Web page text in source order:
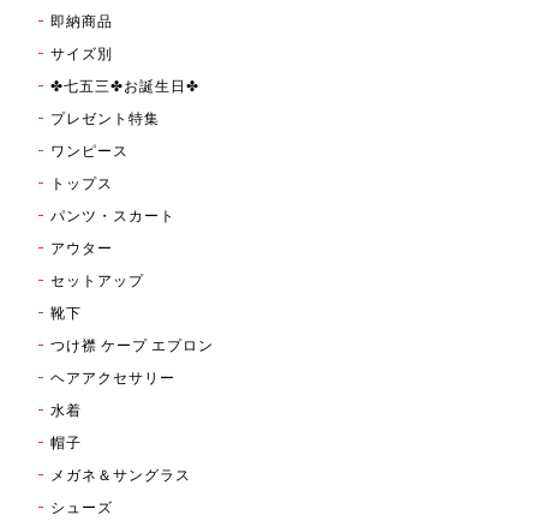
即納商品
サイズ別
✤七五三✤お誕生日✤
プレゼント特集
ワンピース
トップス
パンツ・スカート
アウター
セットアップ
靴下
つけ襟 ケープ エプロン
ヘアアクセサリー
水着
帽子
メガネ＆サングラス
シューズ